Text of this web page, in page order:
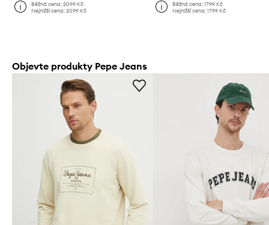
Běžná cena:2099 Kč
Nejnižší cena:2099 Kč
Běžná cena: 1799 Kč
Nejnižší cena: 1799 Kč
Objevte produkty Pepe Jeans